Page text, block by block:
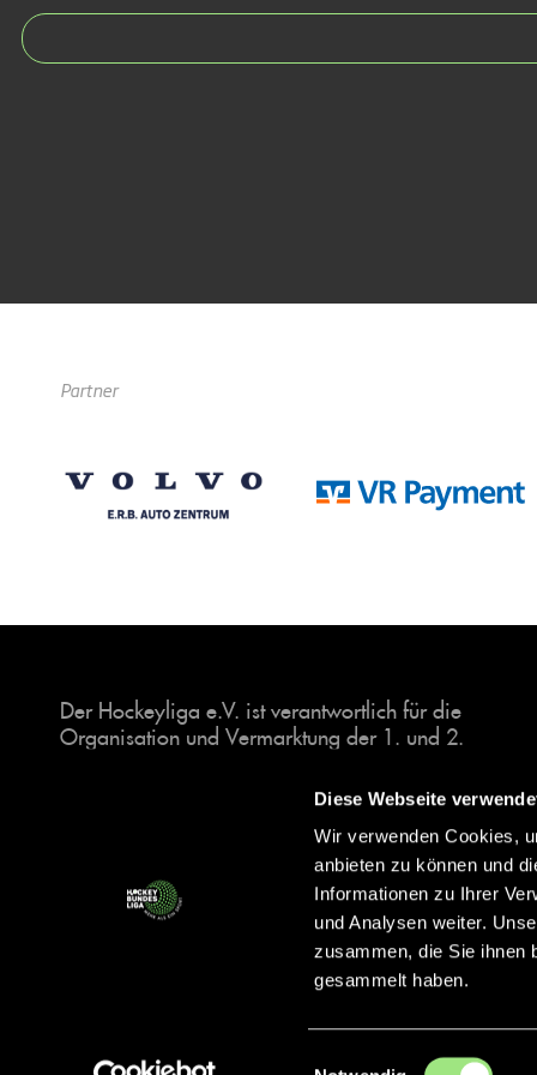
Diese Webseite
Wir verwenden Cookies,
anbieten zu können und
Informationen zu Ihrer
und Analysen weiter.
zusammen, die Sie ihnen
gesammelt haben.
Einwilligungsauswahl
Partner
Der Hockeyliga e.V. ist verantwortlich für die
Organisation und Vermarktung der 1. und 2.
Halle. Insgesamt sind über 60 Vereine unter dem
Dach der Hockeyliga organisiert, sowohl im
Herren als auch im Damen Bereich.